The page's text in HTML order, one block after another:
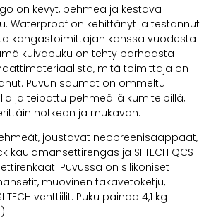
on kevyt, pehmeä ja kestävä
Waterproof on kehittänyt ja testannut
kangastoimittajan kanssa vuodesta
kuivapuku on tehty parhaasta
mitä toimittaja on
Puvun saumat on ommeltu
ja teipattu pehmeällä kumiteipillä,
notkean ja mukavan.
joustavat neopreenisaappaat,
kaulamansettirengas ja SI TECH QCS
Puvussa on silikoniset
muovinen takavetoketju,
venttiilit. Puku painaa 4,1 kg